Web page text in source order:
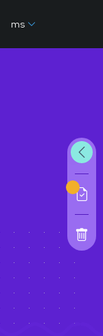
ms